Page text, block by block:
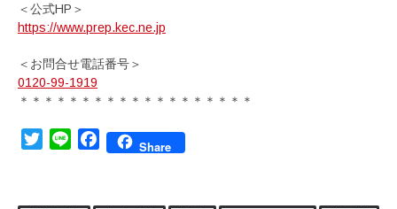
＜公式HP＞
https://www.prep.kec.ne.jp
＜お問合せ電話番号＞
0120-99-1919
＊＊＊＊＊＊＊＊＊＊＊＊＊＊＊＊＊＊＊
TwitterLine FacebookShare